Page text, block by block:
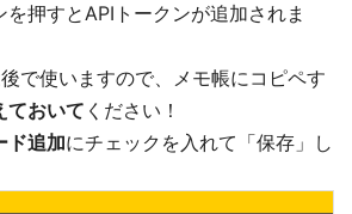
を押すとAPIトークンが追加されま
で使いますので、メモ帳にコピペす
ておいて ください！
ド追加にチェックを入れて「保存」し